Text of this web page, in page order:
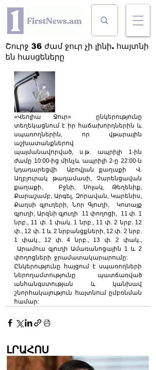
Շուրջ 36 ժամ ջուր չի լինի. հայտնի
են հասցեները
«Վեոլիա Ջուր»  ընկերությունը
տեղեկացնում է իր հաճախորդներին և
սպառողներին, որ վթարային
աշխատանքներով
պայմանավորված, ս.թ. ապրիլի 1-ին
ժամը 10:00-ից մինչև ապրիլի 2-ը 22:00-ն
կդադարեցվի  Աբովյան քաղաքի  Վ.
Աղբյուրակ թաղամասի, Չարենցավան
քաղաքի,  Բջնի, Սոլակ, Թեղենիք,
Քարաշամբ, Արգել, Զորավան, Կարենիս,
Քաղսի գյուղերի, Նոր Գյուղի,  Կոտայք
գյուղի, Արզնի գյուղի  11 փողոցի,  11 փ. 1
նրբ., 11 փ. 1 փակ. 1 նրբ., 11 փ. 2 նրբ. 12
փ., 12 փ. 1 և 2 նրբանցքների, 12 փ. 2 նրբ.
1 փակ., 12 փ. 4 նրբ., 13 փ. 2 փակ.,
Արամուս գյուղի Ամառանոցային 1 և 2
փողոցների  ջրամատակարարումը:
Ընկերությունը հայցում է սպառողների
ներողամտությունը պատճառված
անհանգստության և կանխավ
շնորհակալություն հայտնում ըմբռնման
համար:
ԼՐԱՀՈՍ